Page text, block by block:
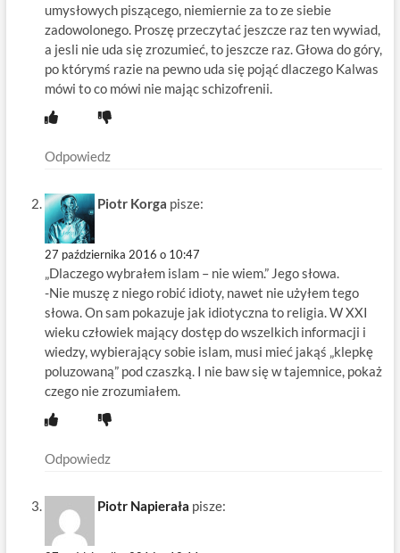
umysłowych piszącego, niemiernie za to ze siebie
zadowolonego. Proszę przeczytać jeszcze raz ten wywiad,
a jesli nie uda się zrozumieć, to jeszcze raz. Głowa do góry,
po którymś razie na pewno uda się pojąć dlaczego Kalwas
mówi to co mówi nie mając schizofrenii.
Odpowiedz
Piotr Korga pisze:
27 października 2016 o 10:47
„Dlaczego wybrałem islam – nie wiem.” Jego słowa.
-Nie muszę z niego robić idioty, nawet nie użyłem tego
słowa. On sam pokazuje jak idiotyczna to religia. W XXI
wieku człowiek mający dostęp do wszelkich informacji i
wiedzy, wybierający sobie islam, musi mieć jakąś „klepkę
poluzowaną” pod czaszką. I nie baw się w tajemnice, pokaż
czego nie zrozumiałem.
Odpowiedz
Piotr Napierała pisze: